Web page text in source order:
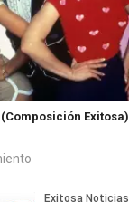
(Composición Exitosa)